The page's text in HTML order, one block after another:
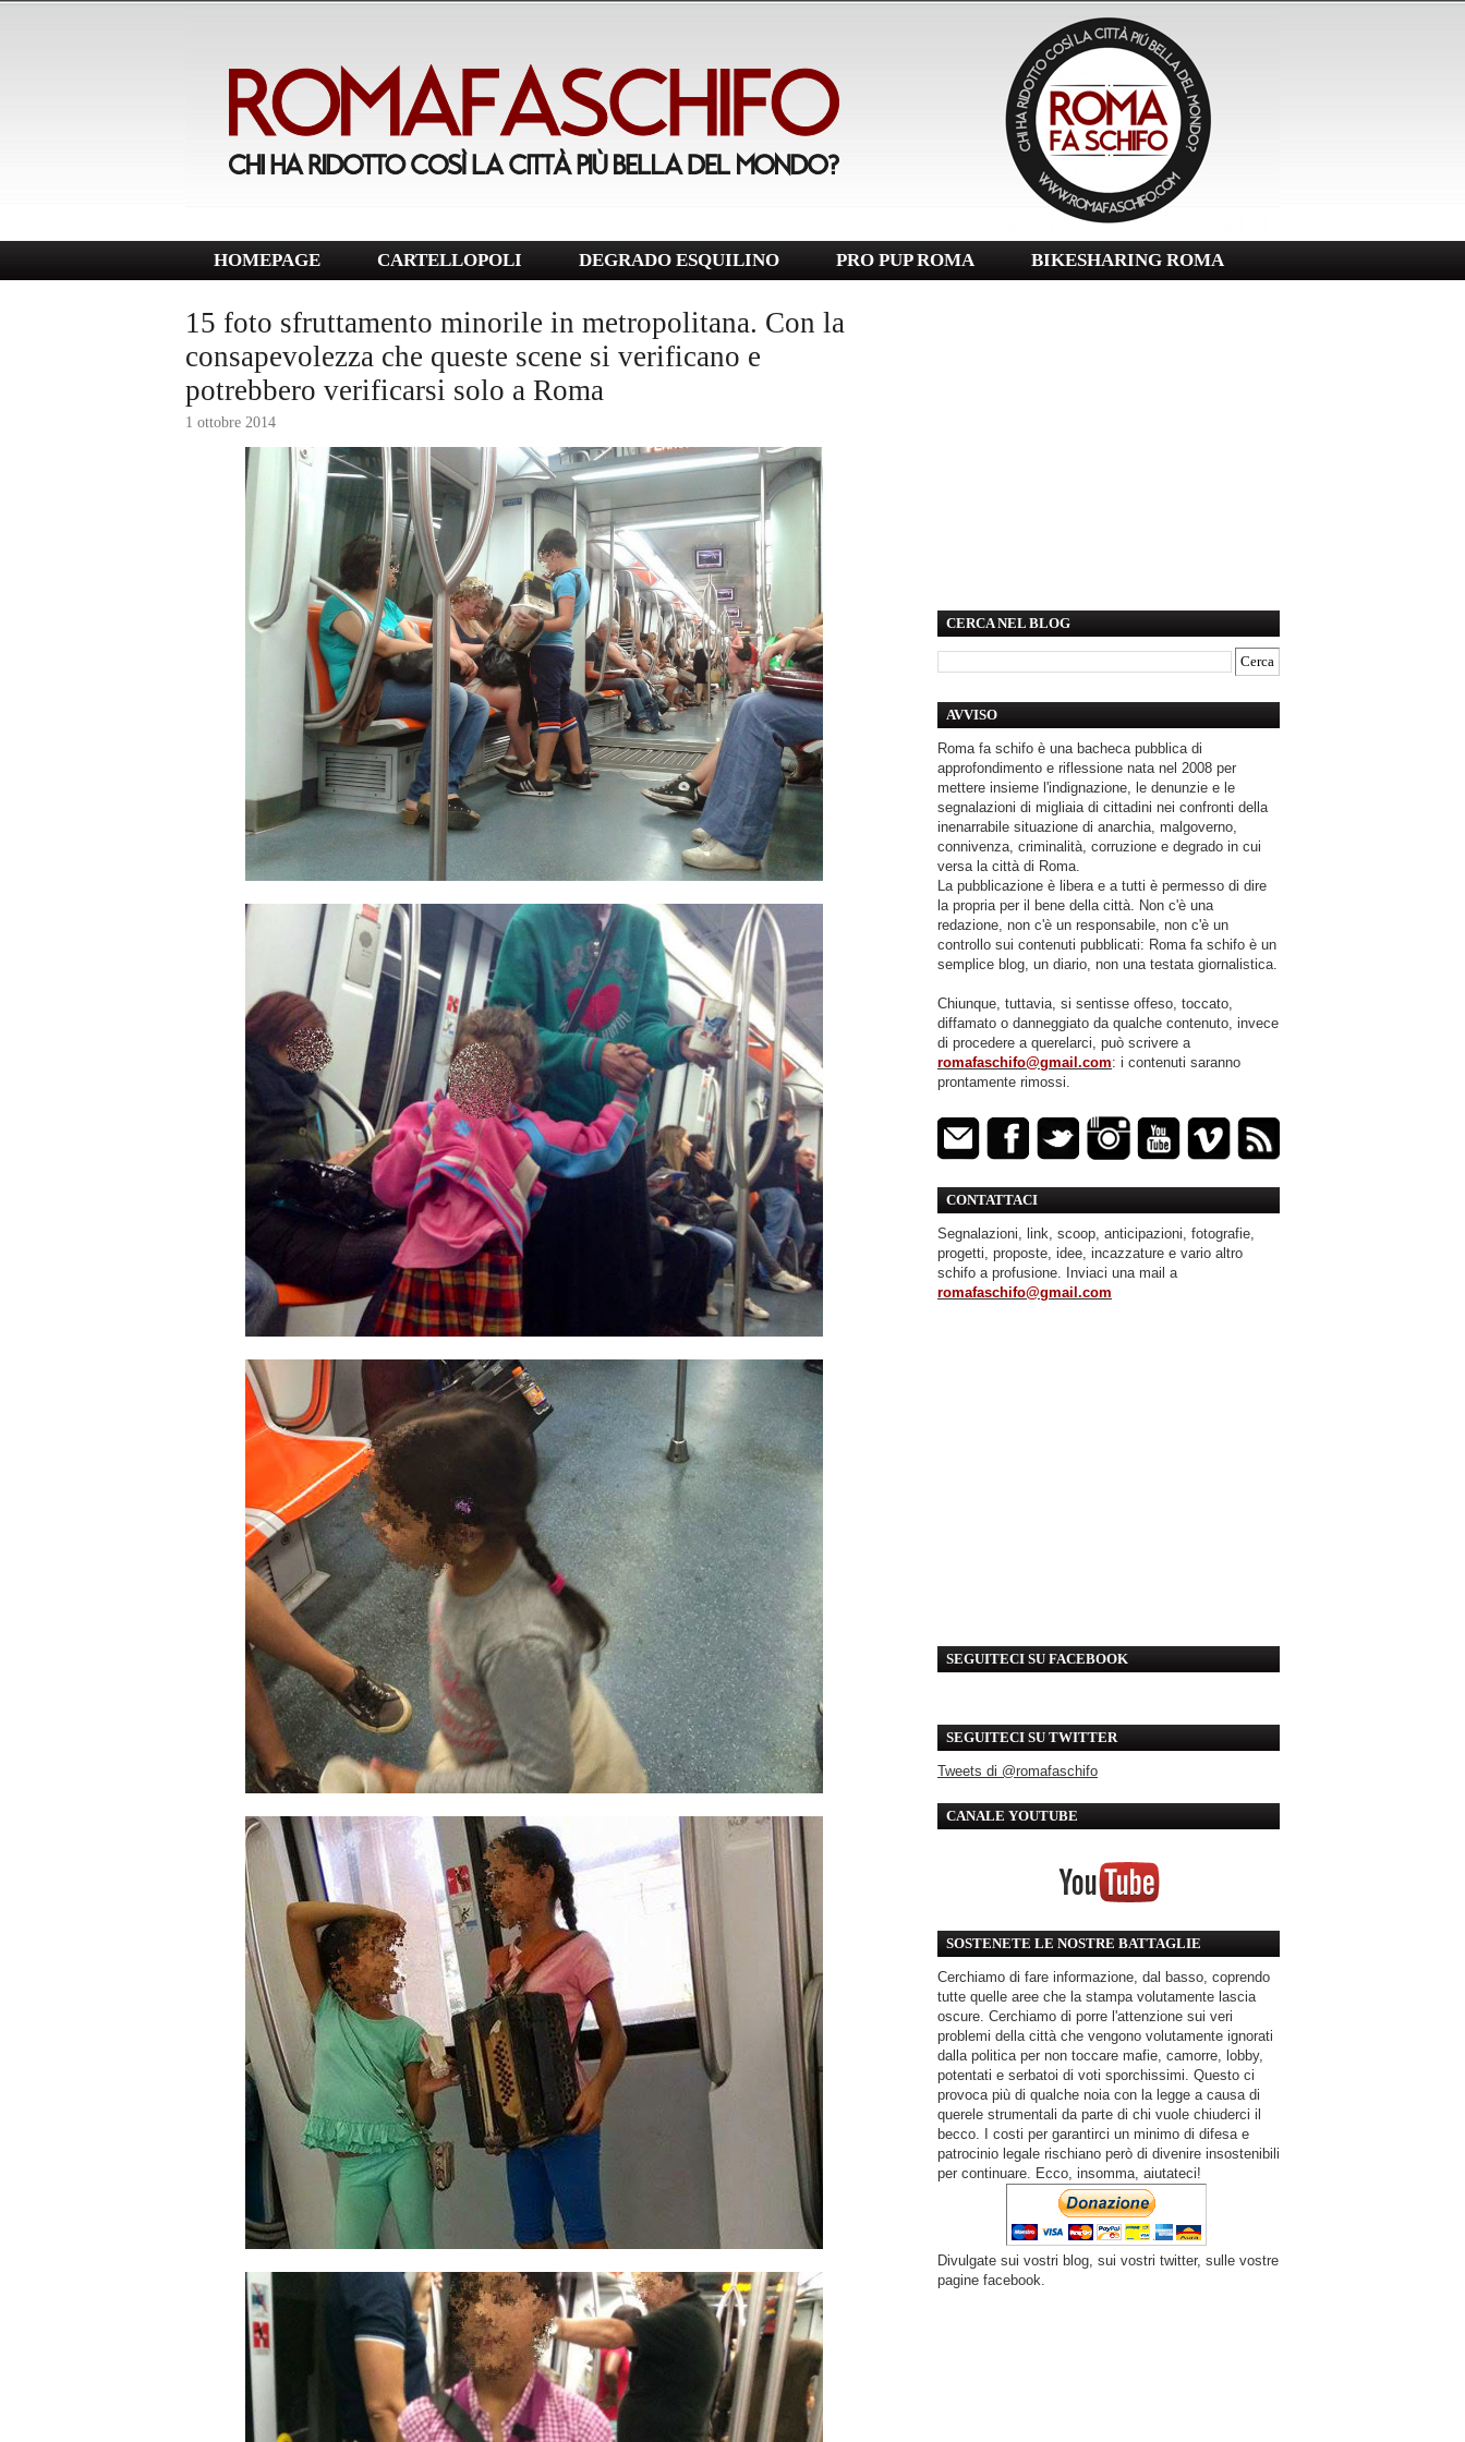
HOMEPAGE CARTELLOPOLI DEGRADO ESQUILINO PRO PUP ROMA BIKESHARING ROMA
15 foto sfruttamento minorile in metropolitana. Con la
consapevolezza che queste scene si verificano e
potrebbero verificarsi solo a Roma
1 ottobre 2014
CERCA NEL BLOG
AVVISO
Roma fa schifo è una bacheca pubblica di
approfondimento e riflessione nata nel 2008 per
mettere insieme l'indignazione, le denunzie e le
segnalazioni di migliaia di cittadini nei confronti della
inenarrabile situazione di anarchia, malgoverno,
connivenza, criminalità, corruzione e degrado in cui
versa la città di Roma.
La pubblicazione è libera e a tutti è permesso di dire
la propria per il bene della città. Non c'è una
redazione, non c'è un responsabile, non c'è un
controllo sui contenuti pubblicati: Roma fa schifo è un
semplice blog, un diario, non una testata giornalistica.
Chiunque, tuttavia, si sentisse offeso, toccato,
diffamato o danneggiato da qualche contenuto, invece
di procedere a querelarci, può scrivere a
romafaschifo@gmail.com: i contenuti saranno
prontamente rimossi.
CONTATTACI
Segnalazioni, link, scoop, anticipazioni, fotografie,
progetti, proposte, idee, incazzature e vario altro
schifo a profusione. Inviaci una mail a
romafaschifo@gmail.com
SEGUITECI SU FACEBOOK
SEGUITECI SU TWITTER
Tweets di @romafaschifo
CANALE YOUTUBE
SOSTENETE LE NOSTRE BATTAGLIE
Cerchiamo di fare informazione, dal basso, coprendo
tutte quelle aree che la stampa volutamente lascia
oscure. Cerchiamo di porre l'attenzione sui veri
problemi della città che vengono volutamente ignorati
dalla politica per non toccare mafie, camorre, lobby,
potentati e serbatoi di voti sporchissimi. Questo ci
provoca più di qualche noia con la legge a causa di
querele strumentali da parte di chi vuole chiuderci il
becco. I costi per garantirci un minimo di difesa e
patrocinio legale rischiano però di divenire insostenibili
per continuare. Ecco, insomma, aiutateci!
Divulgate sui vostri blog, sui vostri twitter, sulle vostre
pagine facebook.